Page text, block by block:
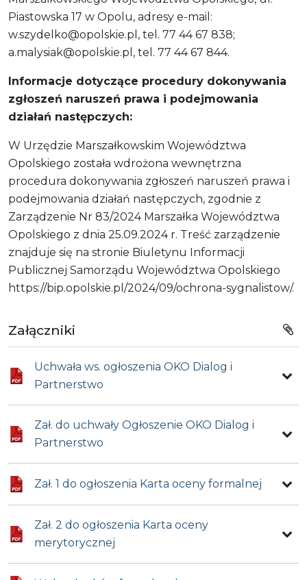
Piastowska 17 w Opolu, adresy e-mail:
w.szydelko@opolskie.pl, tel. 77 44 67 838;
a.malysiak@opolskie.pl, tel. 77 44 67 844.
Informacje dotyczące procedury dokonywania
zgłoszeń naruszeń prawa i podejmowania
działań następczych:
W Urzędzie Marszałkowskim Województwa
Opolskiego została wdrożona wewnętrzna
procedura dokonywania zgłoszeń naruszeń prawa i
podejmowania działań następczych, zgodnie z
Zarządzenie Nr 83/2024 Marszałka Województwa
Opolskiego z dnia 25.09.2024 r. Treść zarządzenie
znajduje się na stronie Biuletynu Informacji
Publicznej Samorządu Województwa Opolskiego
https://bip.opolskie.pl/2024/09/ochrona-sygnalistow/.
Załączniki
Uchwała ws. ogłoszenia OKO Dialog i
Partnerstwo
Zał. do uchwały Ogłoszenie OKO Dialog i
Partnerstwo
Zał. 1 do ogłoszenia Karta oceny formalnej
Zał. 2 do ogłoszenia Karta oceny
merytorycznej